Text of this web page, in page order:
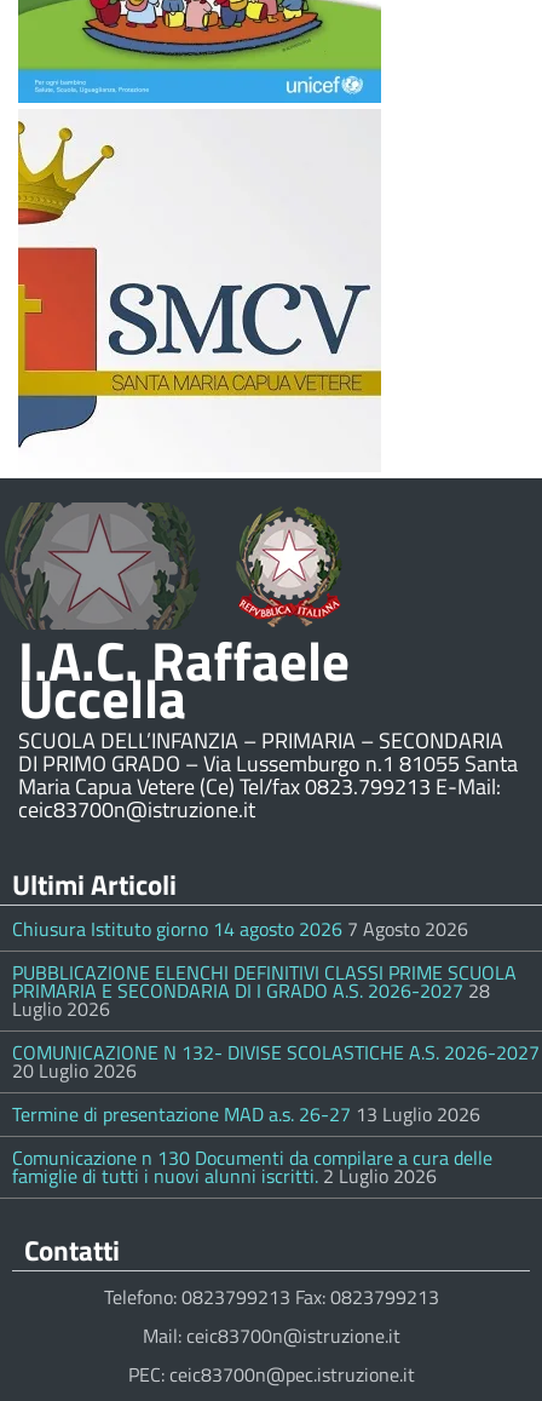
I.A.C. Raffaele
Uccella
SCUOLA DELL’INFANZIA – PRIMARIA – SECONDARIA
DI PRIMO GRADO – Via Lussemburgo n.1 81055 Santa
Maria Capua Vetere (Ce) Tel/fax 0823.799213 E-Mail:
ceic83700n@istruzione.it
Ultimi Articoli
Chiusura Istituto giorno 14 agosto 2026 7 Agosto 2026
PUBBLICAZIONE ELENCHI DEFINITIVI CLASSI PRIME SCUOLA
PRIMARIA E SECONDARIA DI I GRADO A.S. 2026-2027 28
Luglio 2026
COMUNICAZIONE N 132- DIVISE SCOLASTICHE A.S. 2026-2027
20 Luglio 2026
Termine di presentazione MAD a.s. 26-27 13 Luglio 2026
Comunicazione n 130 Documenti da compilare a cura delle
famiglie di tutti i nuovi alunni iscritti. 2 Luglio 2026
Contatti
Telefono: 0823799213 Fax: 0823799213
Mail: ceic83700n@istruzione.it
PEC: ceic83700n@pec.istruzione.it